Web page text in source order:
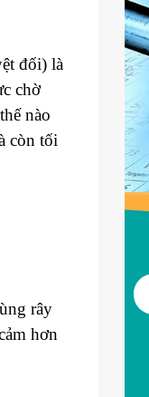
đối) là
chờ
nào
còn tối
rây
hơn